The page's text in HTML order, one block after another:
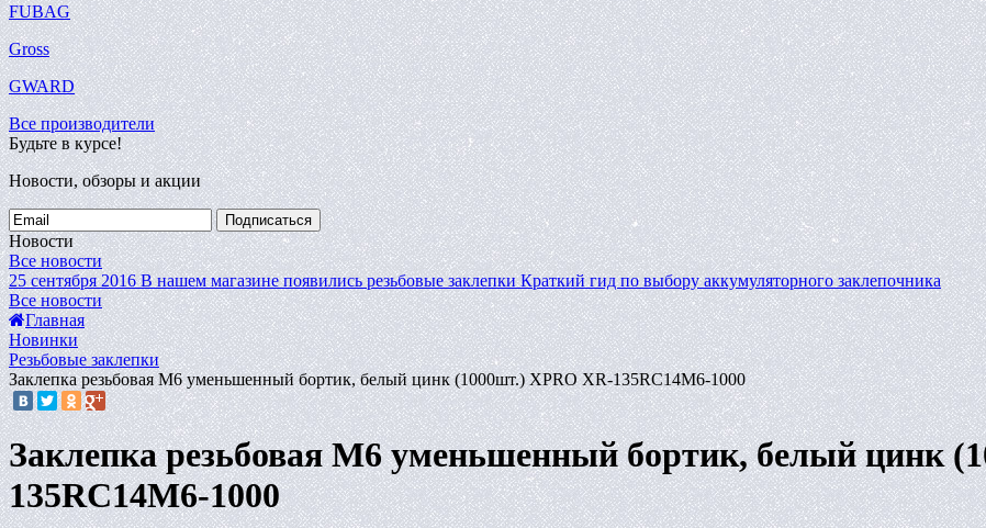
FUBAG
Gross
GWARD
Все производители
Будьте в курсе!
Новости, обзоры и акции
Подписаться
Новости
Все новости
25 сентября 2016 В нашем магазине появились резьбовые заклепки Краткий гид по выбору аккумуляторного заклепочника
Все новости
Главная
Новинки
Резьбовые заклепки
Заклепка резьбовая M6 уменьшенный бортик, белый цинк (1000шт.) XPRO XR-135RC14M6-1000
Заклепка резьбовая M6 уменьшенный бортик, белый цинк
135RC14M6-1000